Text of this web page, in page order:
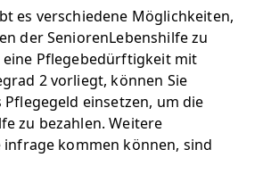
es verschiedene Möglichkeiten,
der SeniorenLebenshilfe zu
Pflegebedürftigkeit mit
2 vorliegt, können Sie
Pflegegeld einsetzen, um die
zu bezahlen. Weitere
kommen können, sind